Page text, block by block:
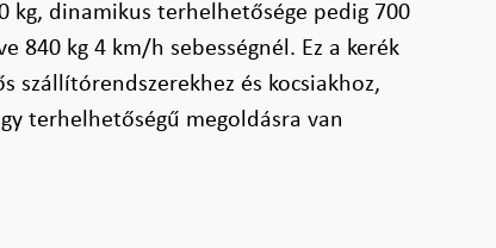
kg, dinamikus terhelhetősége pedig 700
840 kg 4 km/h sebességnél. Ez a kerék
szállítórendszerekhez és kocsiakhoz,
terhelhetőségű megoldásra van